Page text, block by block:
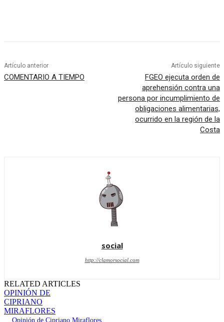
Artículo anterior
COMENTARIO A TIEMPO
Artículo siguiente
FGEO ejecuta orden de
aprehensión contra una
persona por incumplimiento de
obligaciones alimentarias,
ocurrido en la región de la
Costa
social
http://clamorsocial.com
RELATED ARTICLES
OPINIÓN DE
CIPRIANO
MIRAFLORES
Opinión de Cipriano Miraflores